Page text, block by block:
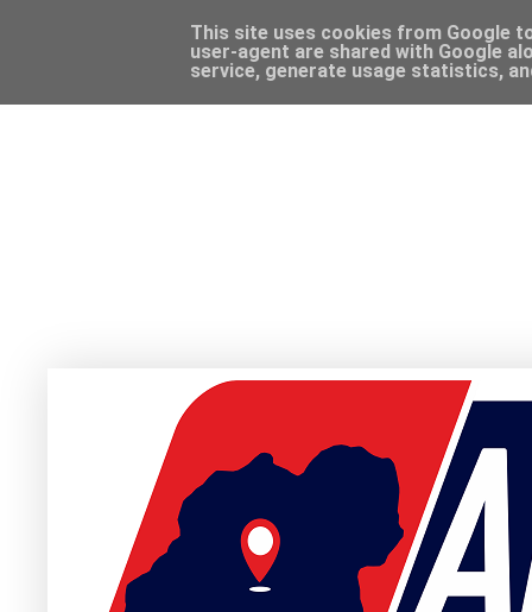
This site uses cookies from Google
user-agent are shared with Google
service, generate usage statistics,